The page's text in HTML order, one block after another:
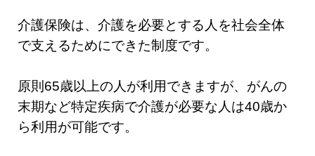
介護保険は、介護を必要とする人を社会全体
で支えるためにできた制度です。
原則65歳以上の人が利用できますが、がんの
末期など特定疾病で介護が必要な人は40歳か
ら利用が可能です。